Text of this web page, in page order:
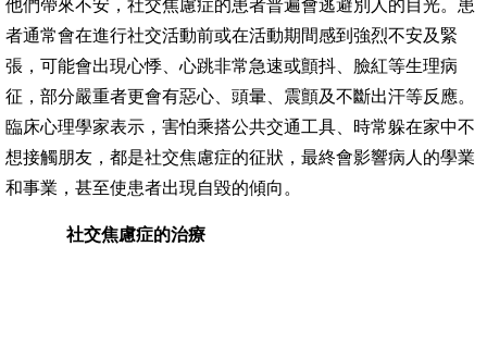
他們帶來不安，社交焦慮症的患者普遍會逃避別人的目光。患
者通常會在進行社交活動前或在活動期間感到強烈不安及緊
張，可能會出現心悸、心跳非常急速或顫抖、臉紅等生理病
征，部分嚴重者更會有惡心、頭暈、震顫及不斷出汗等反應。
臨床心理學家表示，害怕乘搭公共交通工具、時常躲在家中不
想接觸朋友，都是社交焦慮症的征狀，最終會影響病人的學業
和事業，甚至使患者出現自毀的傾向。
社交焦慮症的治療